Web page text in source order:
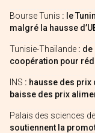
Bourse Tunis : le
malgré la hausse
Tunisie-Thaïlande : de
coopération pour
INS : hausse des prix
baisse des prix
Palais des sciences
soutiennent la